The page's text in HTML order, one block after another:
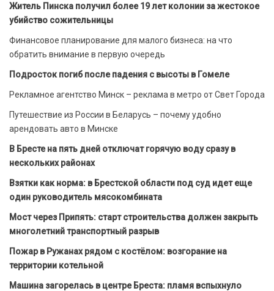
Житель Пинска получил более 19 лет колонии за жестокое
убийство сожительницы
Финансовое планирование для малого бизнеса: на что
обратить внимание в первую очередь
Подросток погиб после падения с высоты в Гомеле
Рекламное агентство Минск – реклама в метро от Свет Города
Путешествие из России в Беларусь – почему удобно
арендовать авто в Минске
В Бресте на пять дней отключат горячую воду сразу в
нескольких районах
Взятки как норма: в Брестской области под суд идет еще
один руководитель мясокомбината
Мост через Припять: старт строительства должен закрыть
многолетний транспортный разрыв
Пожар в Ружанах рядом с костёлом: возгорание на
территории котельной
Машина загорелась в центре Бреста: пламя вспыхнуло